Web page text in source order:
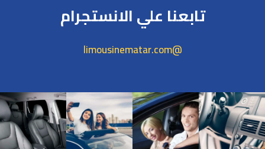
تابعنا علي الانستجرام
@limousinematar.com